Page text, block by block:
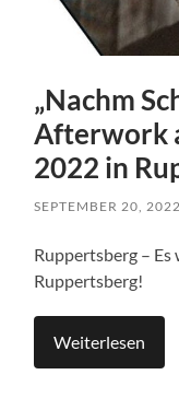
„Nachm
Afterwork
2022 in
SEPTEMBER 20, 2022
Ruppertsberg –
Ruppertsberg!
Weiterlesen